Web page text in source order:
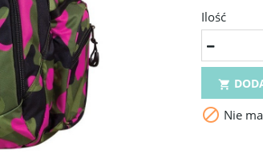
Ilość

 Nie